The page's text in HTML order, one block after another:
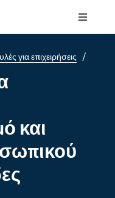
για επιχειρήσεις /
και